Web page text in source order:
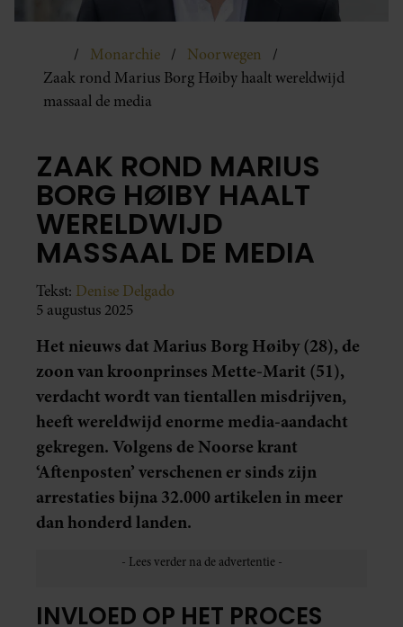
Monarchie
Noorwegen
Zaak rond Marius Borg Høiby haalt wereldwijd
massaal de media
ZAAK ROND MARIUS
BORG HØIBY HAALT
WERELDWIJD
MASSAAL DE MEDIA
Tekst: Denise Delgado
5 augustus 2025
Het nieuws dat Marius Borg Høiby (28), de
zoon van kroonprinses Mette-Marit (51),
verdacht wordt van tientallen misdrijven,
heeft wereldwijd enorme media-aandacht
gekregen. Volgens de Noorse krant
‘Aftenposten’ verschenen er sinds zijn
arrestaties bijna 32.000 artikelen in meer
dan honderd landen.
INVLOED OP HET PROCES